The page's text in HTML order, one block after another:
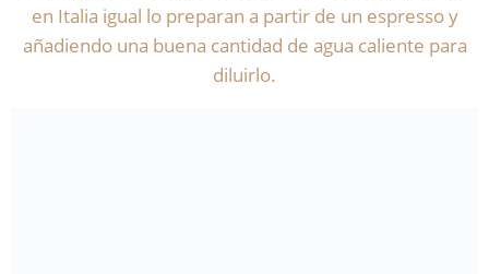
en Italia igual lo preparan a partir de un espresso y
añadiendo una buena cantidad de agua caliente para
diluirlo.